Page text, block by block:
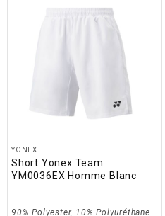
YONEX
Short Yonex Team
YM0036EX Homme Blanc
90% Polyester, 10% Polyuréthane